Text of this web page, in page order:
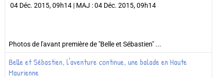
04 Déc. 2015, 09h14 | MAJ : 04 Déc. 2015, 09h14
Photos de l'avant première de "Belle et Sébastien" ...
Belle et Sébastien, l'aventure continue, une balade en Haute
Maurienne